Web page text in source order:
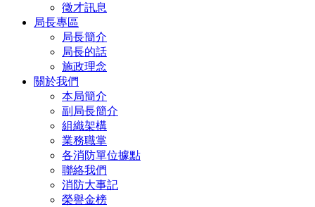
徵才訊息
局長專區
局長簡介
局長的話
施政理念
關於我們
本局簡介
副局長簡介
組織架構
業務職掌
各消防單位據點
聯絡我們
消防大事記
榮譽金榜